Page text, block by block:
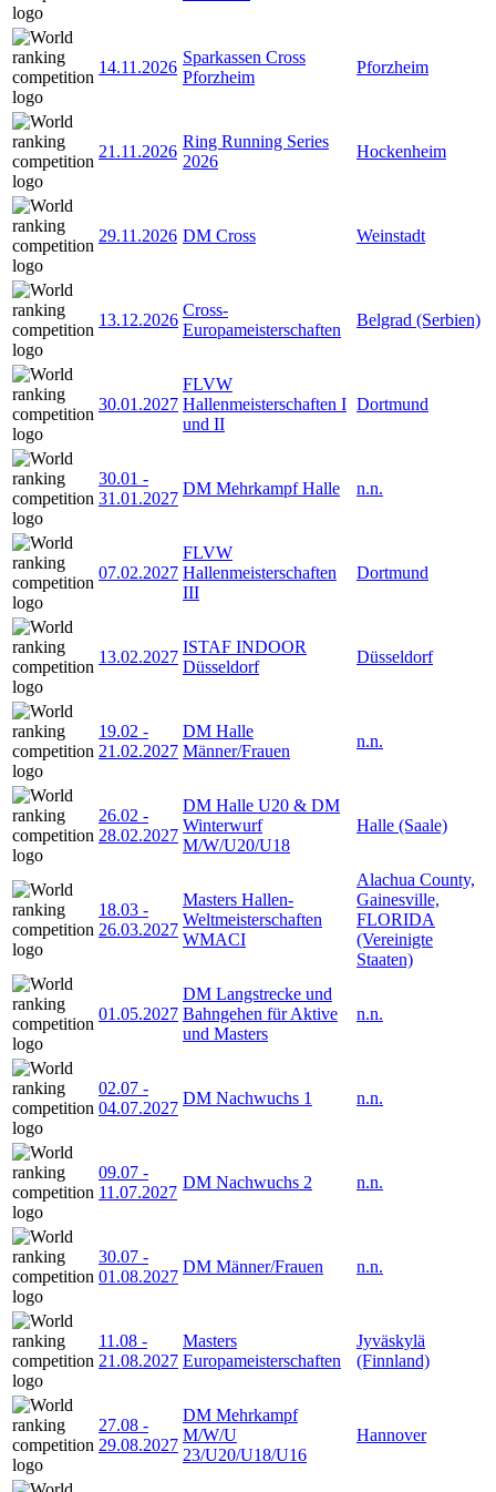
14.11.2026
Sparkassen Cross
Pforzheim
Pforzheim
21.11.2026
Ring Running Series
2026
Hockenheim
29.11.2026 DM Cross Weinstadt
13.12.2026
Cross-
Europameisterschaften
Belgrad (Serbien)
30.01.2027
FLVW
Hallenmeisterschaften I
und II
Dortmund
30.01 -
31.01.2027
DM Mehrkampf Halle n.n.
07.02.2027
FLVW
Hallenmeisterschaften
III
Dortmund
13.02.2027
ISTAF INDOOR
Düsseldorf
Düsseldorf
19.02 -
21.02.2027
DM Halle
Männer/Frauen
n.n.
26.02 -
28.02.2027
DM Halle U20 & DM
Winterwurf
M/W/U20/U18
Halle (Saale)
18.03 -
26.03.2027
Masters Hallen-
Weltmeisterschaften
WMACI
Alachua County,
Gainesville,
FLORIDA
(Vereinigte
Staaten)
01.05.2027
DM Langstrecke und
Bahngehen für Aktive
und Masters
n.n.
02.07 -
04.07.2027
DM Nachwuchs 1 n.n.
09.07 -
11.07.2027
DM Nachwuchs 2 n.n.
30.07 -
01.08.2027
DM Männer/Frauen n.n.
11.08 -
21.08.2027
Masters
Europameisterschaften
Jyväskylä
(Finnland)
27.08 -
29.08.2027
DM Mehrkampf
M/W/U
23/U20/U18/U16
Hannover